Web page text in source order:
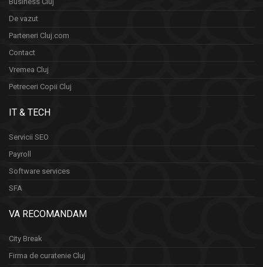
De vazut
Parteneri Cluj.com
Contact
Vremea Cluj
Petreceri Copii Cluj
IT & TECH
Servicii SEO
Payroll
Software services
SFA
VA RECOMANDAM
City Break
Firma de curatenie Cluj